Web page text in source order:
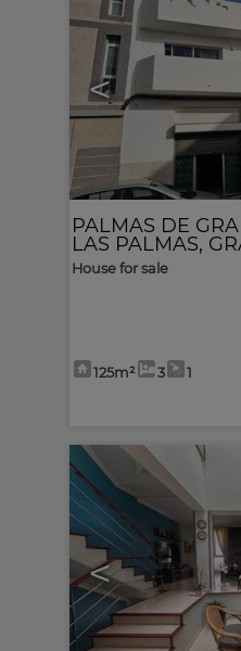
<
PALMAS DE
LAS PALMAS,
House for sale
125m² 3 1
<